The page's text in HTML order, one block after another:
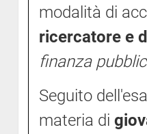
modalità di
ricercatore e
finanza
Seguito
materia di